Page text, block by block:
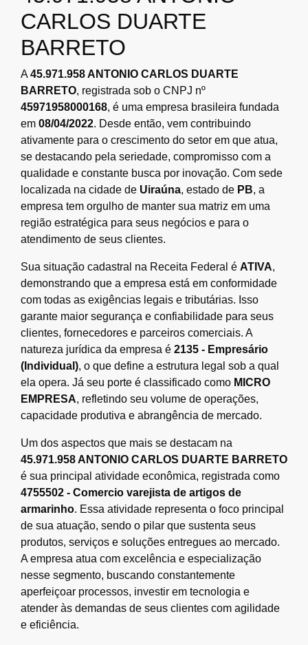
CARLOS DUARTE
BARRETO
A45.971.958 ANTONIO CARLOS DUARTE
BARRETO, registrada sob o CNPJ nº
45971958000168, é uma empresa brasileira fundada
em 08/04/2022. Desde então, vem contribuindo
ativamente para o crescimento do setor em que atua,
se destacando pela seriedade, compromisso com a
qualidade e constante busca por inovação. Com sede
localizada na cidade de Uiraúna, estado de PB, a
empresa tem orgulho de manter sua matriz em uma
região estratégica para seus negócios e para o
atendimento de seus clientes.
Sua situação cadastral na Receita Federal é ATIVA,
demonstrando que a empresa está em conformidade
com todas as exigências legais e tributárias. Isso
garante maior segurança e confiabilidade para seus
clientes, fornecedores e parceiros comerciais. A
natureza jurídica da empresa é 2135 - Empresário
(Individual), o que define a estrutura legal sob a qual
ela opera. Já seu porte é classificado como MICRO
EMPRESA, refletindo seu volume de operações,
capacidade produtiva e abrangência de mercado.
Um dos aspectos que mais se destacam na
45.971.958 ANTONIO CARLOS DUARTE BARRETO
é sua principal atividade econômica, registrada como
4755502 - Comercio varejista de artigos de
armarinho. Essa atividade representa o foco principal
de sua atuação, sendo o pilar que sustenta seus
produtos, serviços e soluções entregues ao mercado.
A empresa atua com excelência e especialização
nesse segmento, buscando constantemente
aperfeiçoar processos, investir em tecnologia e
atender às demandas de seus clientes com agilidade
e eficiência.